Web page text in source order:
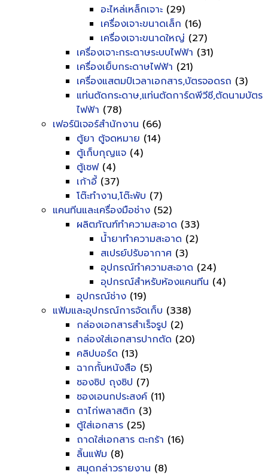
อะไหล่เหล็กเจาะ (29)
เครื่องเจาะขนาดเล็ก (16)
เครื่องเจาะขนาดใหญ่ (27)
เครื่องเจาะกระดาษระบบไฟฟ้า (31)
เครื่องเย็บกระดาษไฟฟ้า (21)
เครื่องแสตมป์เวลาเอกสาร,บัตรจอดรถ (3)
แท่นตัดกระดาษ,แท่นตัดการ์ดพีวีซี,ตัดนามบัตร
ไฟฟ้า (78)
เฟอร์นิเจอร์สำนักงาน (66)
ตู้ยา ตู้จดหมาย (14)
ตู้เก็บกุญแจ (4)
ตู้เซฟ(4)
เก้าอี้ (37)
โต๊ะทำงาน,โต๊ะพับ (7)
แคนทีนและเครื่องมือช่าง (52)
ผลิตภัณฑ์ทำความสะอาด (33)
น้ำยาทำความสะอาด (2)
สเปรย์ปรับอากาศ (3)
อุปกรณ์ทำความสะอาด (24)
อุปกรณ์สำหรับห้องแคนทีน (4)
อุปกรณ์ช่าง (19)
แฟ้มและอุปกรณ์การจัดเก็บ (338)
กล่องเอกสารสำเร็จรูป (2)
กล่องใส่เอกสารปากตัด (20)
คลิปบอร์ด (13)
ฉากกั้นหนังสือ (5)
ซองซิป ถุงซิป (7)
ซองเอนกประสงค์ (11)
ตาไก่พลาสติก (3)
ตู้ใส่เอกสาร (25)
ถาดใส่เอกสาร ตะกร้า (16)
ลิ้นแฟ้ม (8)
สมุดกล่าวรายงาน (8)